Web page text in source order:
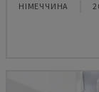
НІМЕЧЧИНА